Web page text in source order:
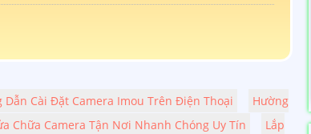
Dẫn Cài Đặt Camera Imou Trên Điện Thoại
Hường
Chữa Camera Tận Nơi Nhanh Chóng Uy Tín
Lắp